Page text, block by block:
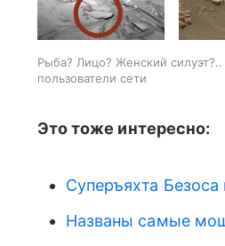
Рыба? Лицо? Женский
пользователи сети
Это тоже интересно:
Суперъяхта
Названы самые